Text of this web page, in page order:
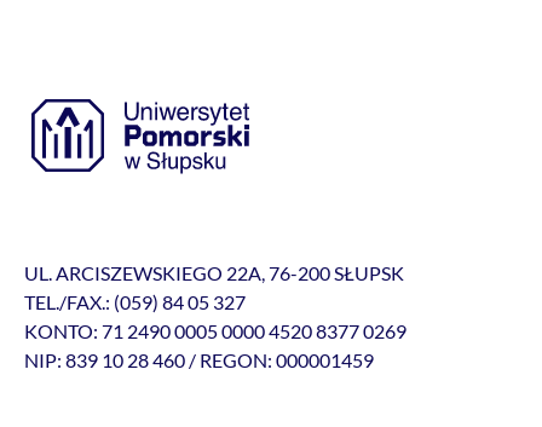
UL. ARCISZEWSKIEGO 22A, 76-200 SŁUPSK
TEL./FAX.: (059) 84 05 327
KONTO: 71 2490 0005 0000 4520 8377 0269
NIP: 839 10 28 460 / REGON: 000001459